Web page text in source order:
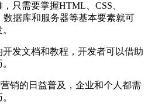
只需要掌握HTML、CSS、
数据库和服务器等基本要素就可
发文档和教程，开发者可以借助
销的日益普及，企业和个人都需